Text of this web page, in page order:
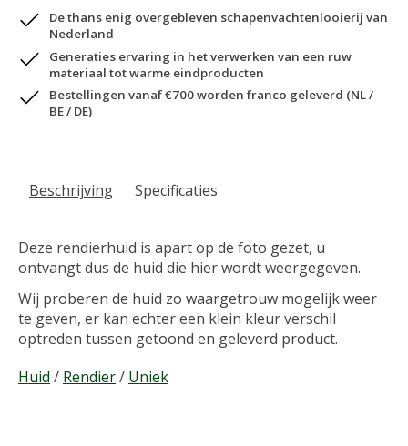
De thans enig overgebleven schapenvachtenlooierij van
Nederland
Generaties ervaring in het verwerken van een ruw
materiaal tot warme eindproducten
Bestellingen vanaf €700 worden franco geleverd (NL /
BE / DE)
Beschrijving Specificaties
Deze rendierhuid is apart op de foto gezet, u
ontvangt dus de huid die hier wordt weergegeven.
Wij proberen de huid zo waargetrouw mogelijk weer
te geven, er kan echter een klein kleur verschil
optreden tussen getoond en geleverd product.
Huid / Rendier/ Uniek